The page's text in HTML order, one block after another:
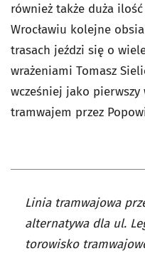
również także duża
Wrocławiu kolejne
trasach jeździ się o
wrażeniami Tomasz
wcześniej jako
tramwajem przez
Linia tramwajowa
alternatywa dla ul.
torowisko